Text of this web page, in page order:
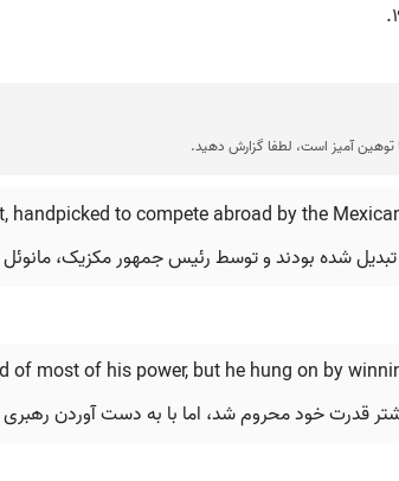
آمیز است، لطفا گزارش دهید.
handpicked to compete abroad by the
of most of his power, but he hung on by
قدرت خود محروم شد، اما با به دست آوردن رهبری